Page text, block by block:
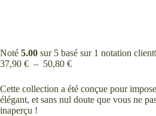
Noté 5.00 sur 5 basé sur 1 notation client(
37,90 € – 50,80 €Plage
prix :
37,90 €
à
Cette collection a été conçue pour
élégant, et sans nul doute que vous ne
inaperçu !